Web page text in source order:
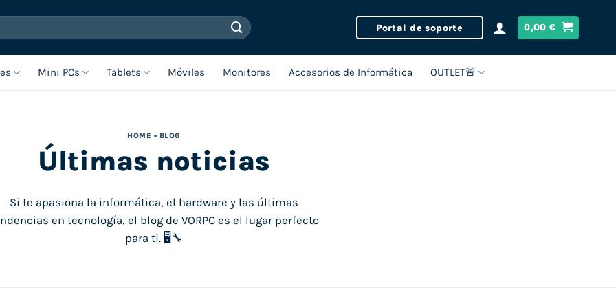
Portal de soporte 0,00€
Mini PCs Tablets Móviles Monitores Accesorios de Informática OUTLET🚨
HOME • BLOG
Últimas noticias
Si te apasiona la informática, el hardware y las últimas
en tecnología, el blog de VORPC es el lugar perfecto
para ti. 🖥️🔧